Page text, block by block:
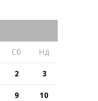
Сб Нд
2 3
9 10